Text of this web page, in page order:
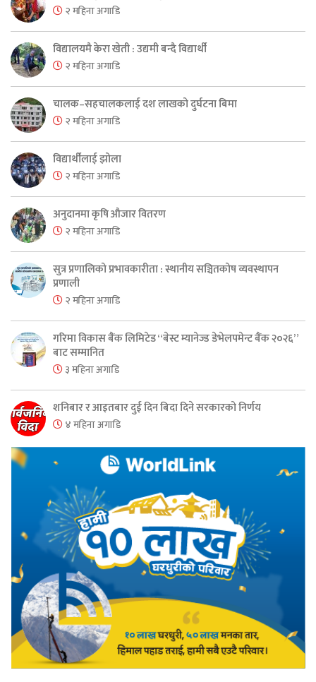
२ महिना अगाडि
विद्यालयमै केरा खेती : उद्यमी बन्दै विद्यार्थी
२ महिना अगाडि
चालक–सहचालकलाई दश लाखको दुर्घटना बिमा
२ महिना अगाडि
विद्यार्थीलाई झोला
२ महिना अगाडि
अनुदानमा कृषि औजार वितरण
२ महिना अगाडि
सुत्र प्रणालिको प्रभावकारीता : स्थानीय सञ्चितकोष व्यवस्थापन
प्रणाली
२ महिना अगाडि
गरिमा विकास बैंक लिमिटेड “बेस्ट म्यानेज्ड डेभेलपमेन्ट बैंक २०२६”
बाट सम्मानित
३ महिना अगाडि
शनिबार र आइतबार दुई दिन बिदा दिने सरकारको निर्णय
४ महिना अगाडि